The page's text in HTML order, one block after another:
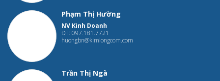
Phạm Thị Hường
NV Kinh Doanh
ĐT: 097.181.7721
huongbn@kimlongcom.com
Trần Thị Ngà